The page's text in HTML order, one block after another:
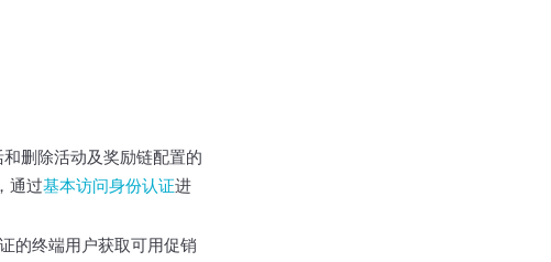
删除活动及奖励链配置的
通过基本访问身份认证进
的终端用户获取可用促销